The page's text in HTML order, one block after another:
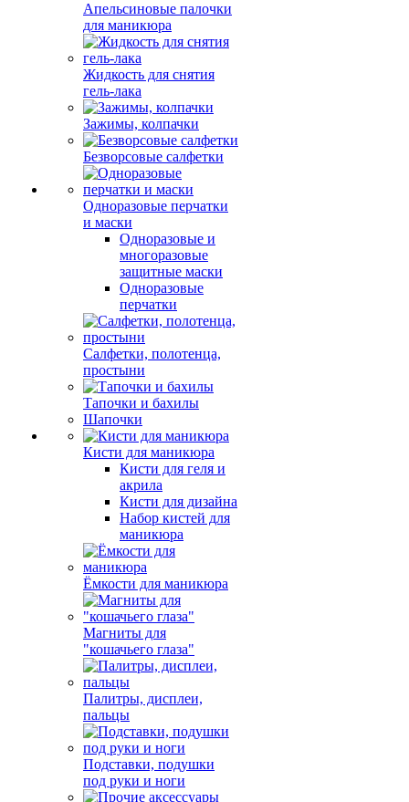
Апельсиновые палочки
для маникюра
Жидкость для снятия
гель-лака
Зажимы, колпачки
Безворсовые салфетки
Одноразовые перчатки
и маски
Одноразовые и
многоразовые
защитные маски
Одноразовые
перчатки
Салфетки, полотенца,
простыни
Тапочки и бахилы
Шапочки
Кисти для маникюра
Кисти для геля и
акрила
Кисти для дизайна
Набор кистей для
маникюра
Ёмкости для маникюра
Магниты для
"кошачьего глаза"
Палитры, дисплеи,
пальцы
Подставки, подушки
под руки и ноги